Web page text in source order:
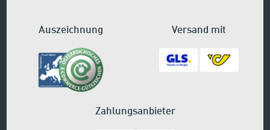
Auszeichnung Versand mit
Zahlungsanbieter